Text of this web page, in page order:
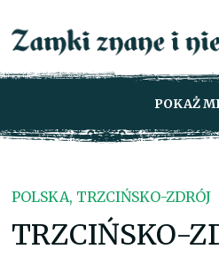
POKAŻ
POLSKA, TRZCIŃSKO-ZDRÓJ
TRZCIŃSKO-